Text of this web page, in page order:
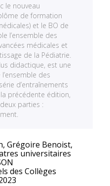
le nouveau
de formation
et le BO de
l’ensemble des
médicales et
de la Pédiatrie.
didactique, est une
des
d’entraînements
la précédente édition,
parties :
Grégoire Benoist,
universitaires
des Collèges